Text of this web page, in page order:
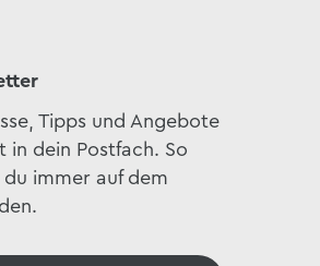
Tipps und Angebote
in dein Postfach. So
du immer auf dem